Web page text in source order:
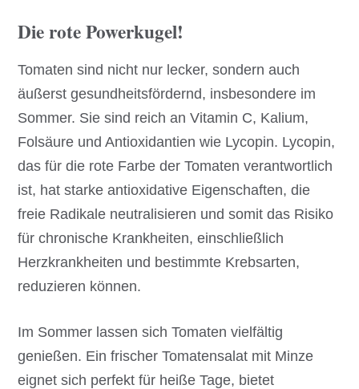
Die rote Powerkugel!
Tomaten sind nicht nur lecker, sondern auch
äußerst gesundheitsfördernd, insbesondere im
Sommer. Sie sind reich an Vitamin C, Kalium,
Folsäure und Antioxidantien wie Lycopin. Lycopin,
das für die rote Farbe der Tomaten verantwortlich
ist, hat starke antioxidative Eigenschaften, die
freie Radikale neutralisieren und somit das Risiko
für chronische Krankheiten, einschließlich
Herzkrankheiten und bestimmte Krebsarten,
reduzieren können.
Im Sommer lassen sich Tomaten vielfältig
genießen. Ein frischer Tomatensalat mit Minze
eignet sich perfekt für heiße Tage, bietet